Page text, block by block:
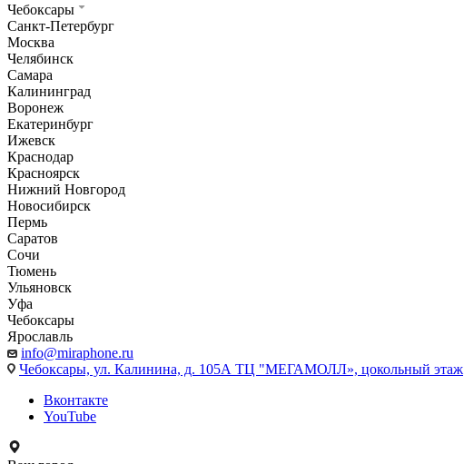
Чебоксары
Санкт-Петербург
Москва
Челябинск
Самара
Калининград
Воронеж
Екатеринбург
Ижевск
Краснодар
Красноярск
Нижний Новгород
Новосибирск
Пермь
Саратов
Сочи
Тюмень
Ульяновск
Уфа
Чебоксары
Ярославль
info@miraphone.ru
Чебоксары, ул. Калинина, д. 105А ТЦ "МЕГАМОЛЛ», цокольный этаж
Вконтакте
YouTube